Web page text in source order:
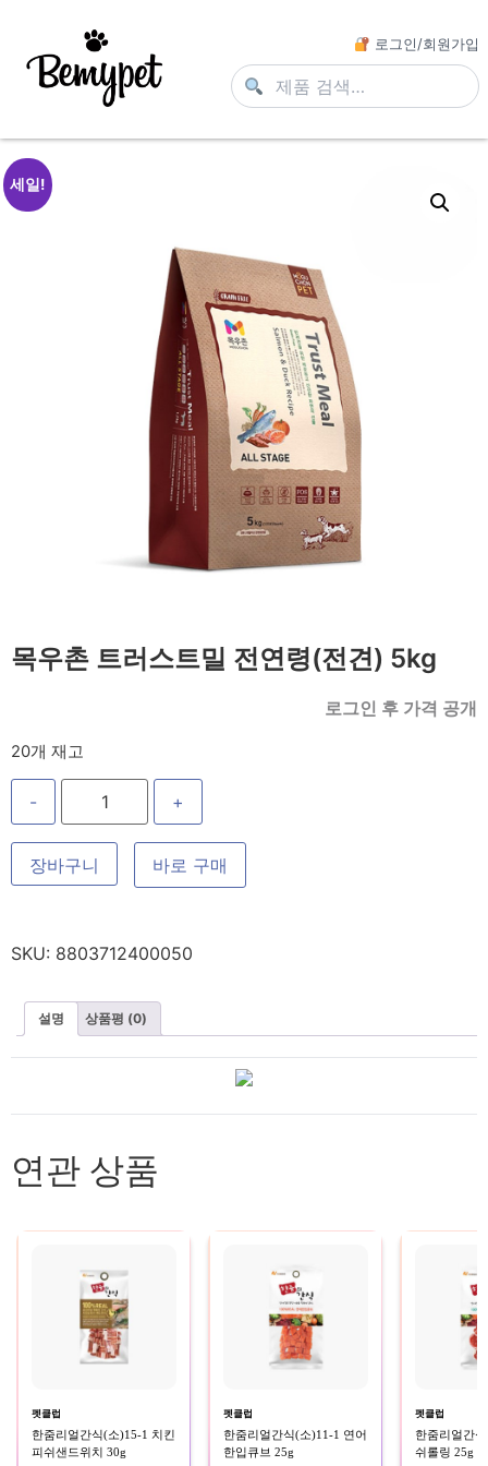
로그인/회원가입
세일!
목우촌 트러스트밀 전연령(전견) 5kg
로그인 후 가격 공개
20개 재고
- +
장바구니 바로 구매
SKU: 8803712400050
설명 상품평 (0)
연관 상품
펫클럽
한줌리얼간식(소)15-1 치킨
피쉬샌드위치 30g
펫클럽
한줌리얼간식(소)11-1 연어
한입큐브 25g
펫클럽
한줌리얼간
쉬롤링 25g